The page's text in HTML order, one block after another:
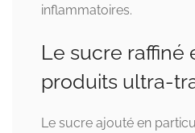
inflammatoires.
Le sucre raffiné
produits ultra-
Le sucre ajouté en